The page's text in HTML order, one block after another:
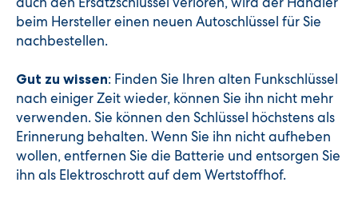
beim Hersteller einen neuen Autoschlüssel für Sie
nachbestellen.
Gut zu wissen: Finden Sie Ihren alten Funkschlüssel
nach einiger Zeit wieder, können Sie ihn nicht mehr
verwenden. Sie können den Schlüssel höchstens als
Erinnerung behalten. Wenn Sie ihn nicht aufheben
wollen, entfernen Sie die Batterie und entsorgen Sie
ihn als Elektroschrott auf dem Wertstoffhof.